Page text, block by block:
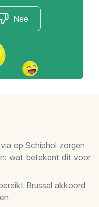
Nee
op Schiphol zorgen
wat betekent dit voor
Brussel akkoord